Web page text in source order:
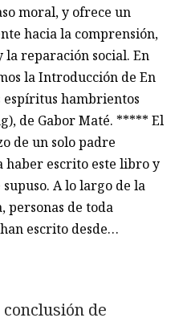
moral, y ofrece un
hacia la comprensión,
la reparación social. En
la Introducción de En
espíritus hambrientos
de Gabor Maté. ***** El
de un solo padre
haber escrito este libro y
A lo largo de la
personas de toda
escrito desde…
de